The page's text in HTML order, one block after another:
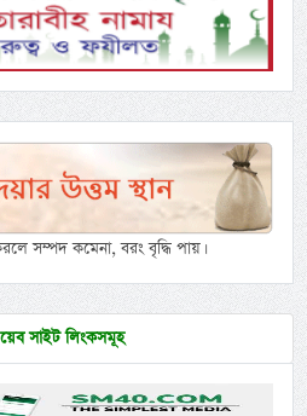
সম্পদ কমেনা, বরং বৃদ্ধি পায়।
সাইট লিংকসমূহ